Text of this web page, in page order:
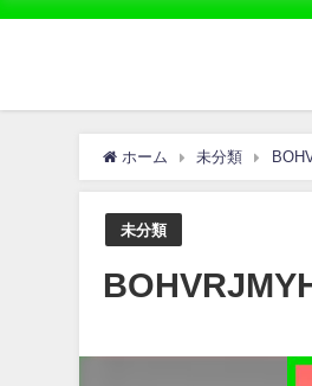
ホーム 未分類
未分類